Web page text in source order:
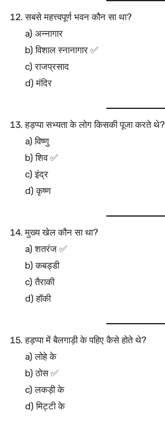
सबसे महत्त्वपूर्ण भवन कौन सा था?
a) अन्नागार
b) विशाल स्नानागार ✅
c) राजप्रसाद
d) मंदिर
हड़प्पा सभ्यता के लोग किसकी पूजा करते थे?
a) विष्णु
b) शिव ✅
c) इंद्र
d) कृष्ण
मुख्य खेल कौन सा था?
a) शतरंज ✅
b) कबड्डी
c) तैराकी
d) हॉकी
हड़प्पा में बैलगाड़ी के पहिए कैसे होते थे?
a) लोहे के
b) ठोस ✅
c) लकड़ी के
d) मिट्टी के